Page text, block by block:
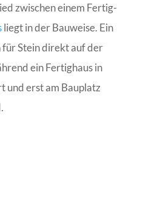
zwischen einem Fertig-
liegt in der Bauweise. Ein
für Stein direkt auf der
ein Fertighaus in
und erst am Bauplatz